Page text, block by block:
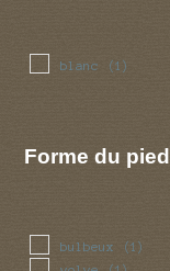
blanc (1)
Forme du pied
bulbeux (1)